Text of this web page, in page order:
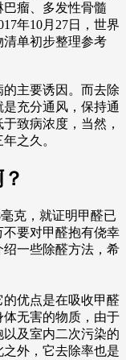
瘤、多发性骨髓
年10月27日，世界
单初步整理参考
主要诱因。而去除
充分通风，保持通
致病浓度，当然，
之久。
克，就证明甲醛已
要对甲醛抱有侥幸
一些除醛方法，希
优点是在吸收甲醛
无害的物质，由于
及室内二次污染的
外，它去除率也是